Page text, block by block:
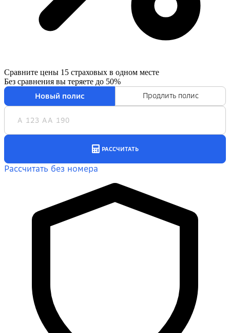
Сравните цены 15 страховых в одном месте
Без сравнения вы теряете до 50%